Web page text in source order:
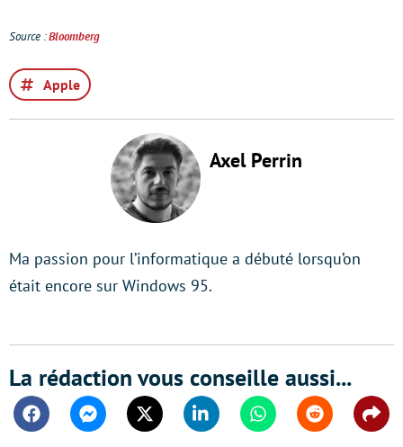
Source :Bloomberg
Apple
Axel Perrin
Ma passion pour l’informatique a débuté lorsqu’on
était encore sur Windows 95.
La rédaction vous conseille aussi...
FacebookMessengerTwitter Linkedin WhatsappReddit